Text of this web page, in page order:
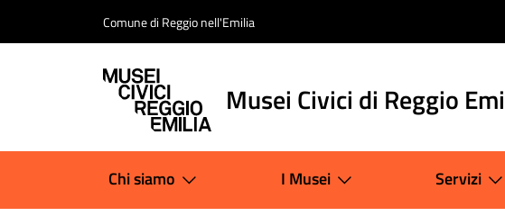
Comune di Reggio nell'Emilia
Musei Civici di Reggio
Chi siamo I Musei Servizi